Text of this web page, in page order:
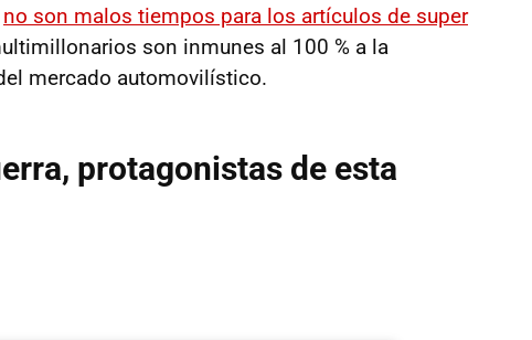
no son malos tiempos para los artículos de super
son inmunes al 100 % a la
mercado automovilístico.
protagonistas de esta